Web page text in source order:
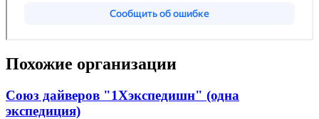
Похожие организации
Союз дайверов "1Хэкспедишн" (одна
экспедиция)